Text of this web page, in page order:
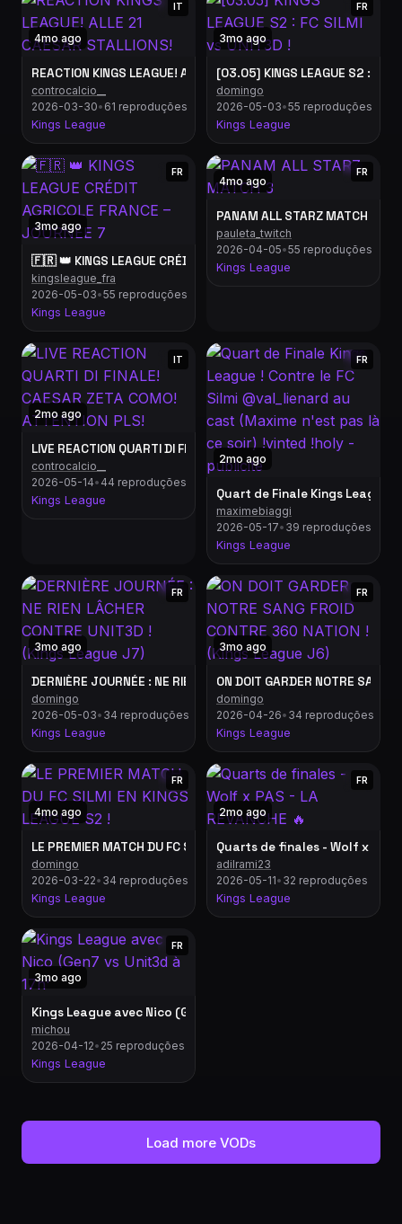
4mo ago
IT
REACTION KINGS LEAGUE! ALLE 21 CAESAR STALLIONS!
controcalcio__
2026-03-30• 61 reproduções
Kings League
3mo ago
FR
[03.05] KINGS LEAGUE S2 : FC
domingo
2026-05-03•55 reproduções
Kings League
3mo ago
FR
🇫🇷 👑 KINGS LEAGUE CRÉDIT AGRICOLE FRANCE – JOURNÉE 7
kingsleague_fra
2026-05-03•55 reproduções
Kings League
4mo ago
FR
PANAM ALL STARZ MATCH 3
pauleta_twitch
2026-04-05•55 reproduções
Kings League
2mo ago
IT
LIVE REACTION QUARTI DI FINALE! CAESAR ZETA COMO!
controcalcio__
2026-05-14• 44 reproduções
Kings League
2mo ago
FR
Quart de Finale Kings League
maximebiaggi
2026-05-17• 39 reproduções
Kings League
3mo ago
FR
DERNIÈRE JOURNÉE : NE RIEN LÂCHER CONTRE UNIT3D ! (Kings
domingo
2026-05-03• 34 reproduções
Kings League
3mo ago
FR
ON DOIT GARDER NOTRE
domingo
2026-04-26• 34 reproduções
Kings League
4mo ago
FR
LE PREMIER MATCH DU FC SILMI EN KINGS LEAGUE S2 !
domingo
2026-03-22• 34 reproduções
Kings League
2mo ago
FR
Quarts de finales - Wolf x PAS -
adilrami23
2026-05-11• 32 reproduções
Kings League
3mo ago
FR
Kings League avec Nico (Gen7 vs Unit3d à 17h'
michou
2026-04-12• 25 reproduções
Kings League
Load more VODs